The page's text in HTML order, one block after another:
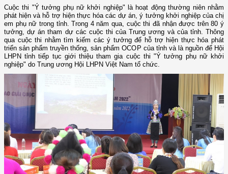
Cuộc thi "Ý tưởng phụ nữ khởi nghiệp" là hoạt động thường niên nhằm
phát hiện và hỗ trợ hiện thực hóa các dự án, ý tưởng khởi nghiệp của chị
em phụ nữ trong tỉnh. Trong 4 năm qua, cuộc thi đã nhận được trên 80 ý
tưởng, dự án tham dự các cuộc thi của Trung ương và của tỉnh. Thông
qua cuộc thi nhằm tìm kiếm các ý tưởng để hỗ trợ hiện thực hóa phát
triển sản phẩm truyền thống, sản phẩm OCOP của tỉnh và là nguồn để Hội
LHPN tỉnh tiếp tục giới thiệu tham gia cuộc thi "Ý tưởng phụ nữ khởi
nghiệp" do Trung ương Hội LHPN Việt Nam tổ chức.